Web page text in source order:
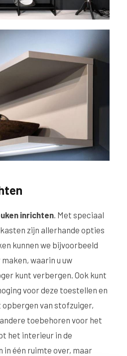
inrichten. Met speciaal
zijn allerhande opties
kunnen we bijvoorbeeld
waarin u uw
kunt verbergen. Ook kunt
voor deze toestellen en
van stofzuiger,
toebehoren voor het
het interieur in de
in één ruimte over, maar